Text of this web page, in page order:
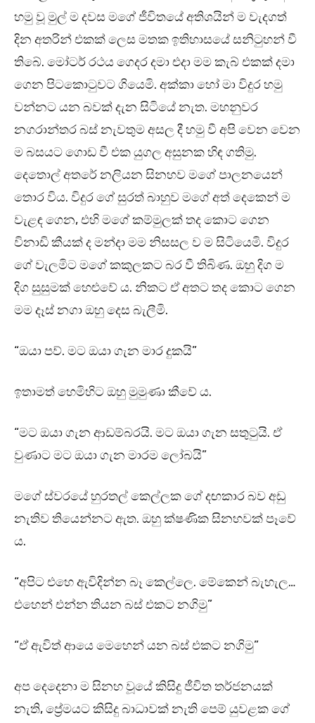
හමු වූ මුල් ම දවස මගේ ජීවිතයේ අතිශයින් ම වැදගත්
දින අතරින් එකක් ලෙස මතක ඉතිහාසයේ සනිටුහන් වී
තිබේ. මෝටර් රථය ගෙදර දමා එදා මම කැබ් එකක් දමා
ගෙන පිටකොටුවට ගියෙමි. අක්කා හෝ මා විදුර හමු
වන්නට යන බවක් දැන සිටියේ නැත. මහනුවර
නගරාන්තර බස් නැවතුම අසල දී හමු වී අපි වෙන වෙන
ම බසයට ගොඩ වී එක යුගල අසුනක හිඳ ගතිමු.
දෙතොල් අතරේ නලියන සිනහව මගේ පාලනයෙන්
තොර විය. විදුර ගේ සුරත් බාහුව මගේ අත් දෙකෙන් ම
වැළඳ ගෙන, එහි මගේ කම්මුලක් තද කොට ගෙන
විනාඩි කීයක් ද මන්දා මම නිසසල ව ම සිටියෙමි. විදුර
ගේ වැලමිට මගේ කකුලකට බර වී තිබිණ. ඔහු දිග ම
දිග සුසුමක් හෙළුවේ ය. නිකට ඒ අතට තද කොට ගෙන
මම දෑස් නගා ඔහු දෙස බැලීමි.
“ඔයා පව්. මට ඔයා ගැන මාර දුකයි”
ඉතාමත් හෙමිහිට ඔහු මුමුණා කීවේ ය.
“මට ඔයා ගැන ආඩම්බරයි. මට ඔයා ගැන සතුටුයි. ඒ
වුණාට මට ඔයා ගැන මාරම ලෝබයි”
මගේ ස්වරයේ හුරතල් කෙල්ලක ගේ දඟකාර බව අඩු
නැතිව තියෙන්නට ඇත. ඔහු ක්ෂණික සිනහවක් පෑවේ
ය.
“අපිට එහෙ ඇවිදින්න බෑ කෙල්ලෙ. මේකෙන් බැහැල…
එහෙන් එන්න තියන බස් එකට නගිමු”
“ඒ ඇවිත් ආයෙ මෙහෙන් යන බස් එකට නගිමු”
අප දෙදෙනා ම සිනහ වූයේ කිසිදු ජීවිත තර්ජනයක්
නැති, ප්‍රේමයට කිසිදු බාධාවක් නැති පෙම් යුවළක ගේ